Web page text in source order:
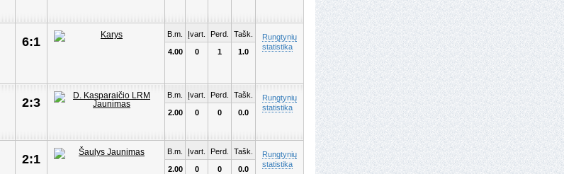
6:1
B.m.
4.00
Įvart.
0
Perd.
1
Tašk.
1.0
Rungtynių
statistika
2:3
B.m.
2.00
Įvart.
0
Perd.
0
Tašk.
0.0
Rungtynių
statistika
2:1
B.m.
2.00
Įvart.
0
Perd.
0
Tašk.
0.0
Rungtynių
statistika